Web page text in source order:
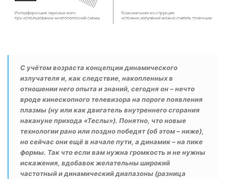
С учётом возраста концепции динамического
излучателя и, как следствие, накопленных в
отношении него опыта и знаний, сегодня он – нечто
вроде кинескопного телевизора на пороге появления
плазмы (ну или как двигатель внутреннего сгорания
накануне прихода «Теслы»). Понятно, что новые
технологии рано или поздно победят (об этом – ниже),
но сейчас они ещё в начале пути, а динамик – на пике
формы. Так что если вам нужна громкость и не нужны
искажения, вдобавок желательны широкий
частотный и динамический диапазоны (разница